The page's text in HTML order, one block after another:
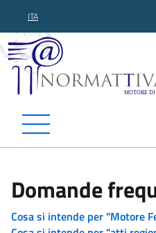
ITA
Normattiva
Domande
Cosa si intende per "Motore